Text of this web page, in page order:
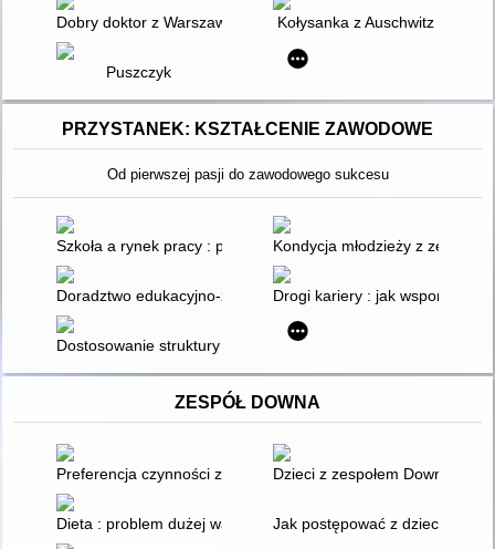
Dobry doktor z Warszawy Kołysanka z Auschwitz
Puszczyk
PRZYSTANEK: KSZTAŁCENIE ZAWODOWE
Od pierwszej pasji do zawodowego sukcesu
Szkoła a rynek pracy : podręcznik akademicki
Kondycja młodzieży z
Doradztwo edukacyjno-zawodowe : przykładowe rozwiązania
Drogi kariery : jak wspomagać
Dostosowanie struktury i treści kształcenia zawodowego do
ZESPÓŁ DOWNA
Preferencja czynności zawodowych osób dorosłych z
Dzieci z zespołem Downa :
Dieta : problem dużej wagi : poradnik dla rodziców i
Jak postępować z dzieckiem z